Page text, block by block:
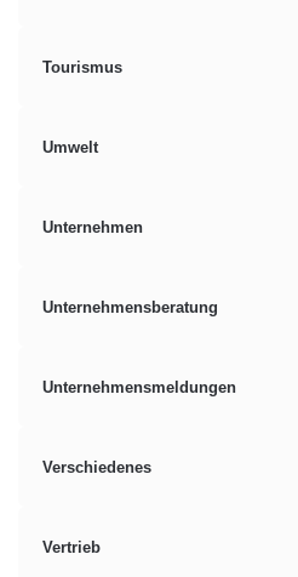
Tourismus
Umwelt
Unternehmen
Unternehmensberatung
Unternehmensmeldungen
Verschiedenes
Vertrieb